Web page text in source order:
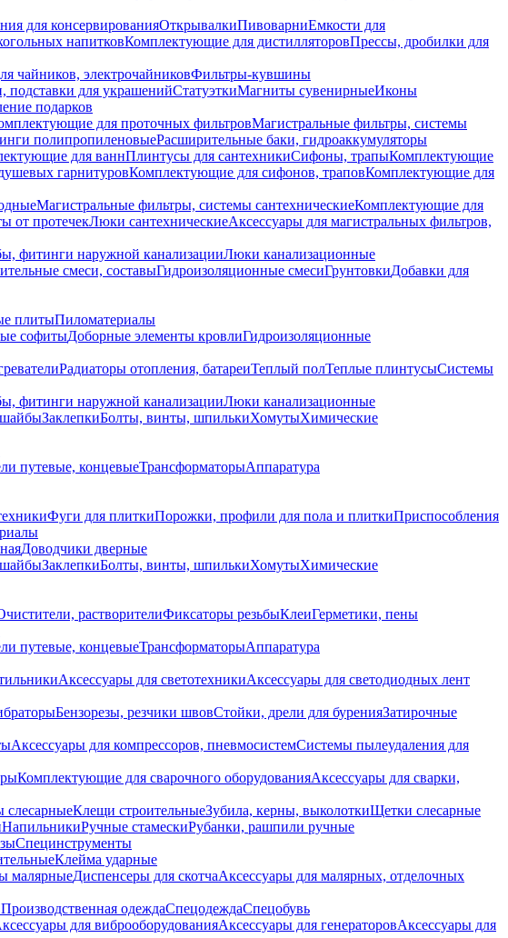
для консервированияОткрывалкиПивоварниЕмкости для
напитковКомплектующие для дистилляторовПрессы, дробилки для
чайников, электрочайниковФильтры-кувшины
подставки для украшенийСтатуэткиМагниты сувенирныеИконы
подарков
для проточных фильтровМагистральные фильтры, системы
полипропиленовыеРасширительные баки, гидроаккумуляторы
для ваннПлинтусы для сантехникиСифоны, трапыКомплектующие
гарнитуровКомплектующие для сифонов, траповКомплектующие для
Магистральные фильтры, системы сантехническиеКомплектующие для
от протечекЛюки сантехническиеАксессуары для магистральных фильтров,
фитинги наружной канализацииЛюки канализационные
смеси, составыГидроизоляционные смесиГрунтовкиДобавки для
плитыПиломатериалы
софитыДоборные элементы кровлиГидроизоляционные
Радиаторы отопления, батареиТеплый полТеплые плинтусыСистемы
фитинги наружной канализацииЛюки канализационные
ЗаклепкиБолты, винты, шпилькиХомутыХимические
путевые, концевыеТрансформаторыАппаратура
Фуги для плиткиПорожки, профили для пола и плиткиПриспособления
Доводчики дверные
ЗаклепкиБолты, винты, шпилькиХомутыХимические
растворителиФиксаторы резьбыКлеиГерметики, пены
путевые, концевыеТрансформаторыАппаратура
Аксессуары для светотехникиАксессуары для светодиодных лент
Бензорезы, резчики швовСтойки, дрели для буренияЗатирочные
Аксессуары для компрессоров, пневмосистемСистемы пылеудаления для
Комплектующие для сварочного оборудованияАксессуары для сварки,
Клещи строительныеЗубила, керны, выколоткиЩетки слесарные
НапильникиРучные стамескиРубанки, рашпили ручные
Специнструменты
Клейма ударные
малярныеДиспенсеры для скотчаАксессуары для малярных, отделочных
Производственная одеждаСпецодеждаСпецобувь
для виброоборудованияАксессуары для генераторовАксессуары для